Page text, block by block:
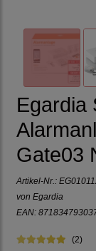
Egardia
Gate03
Artikel-Nr.:
von Egardia
EAN:
(2)